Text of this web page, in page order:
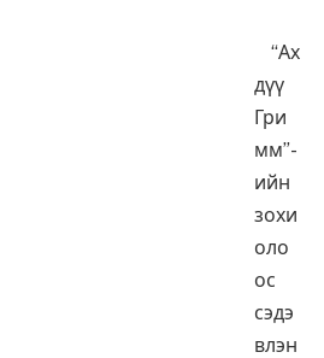
“Ах
дүү
Гри
мм”-
ийн
зохи
оло
ос
сэдэ
влэн